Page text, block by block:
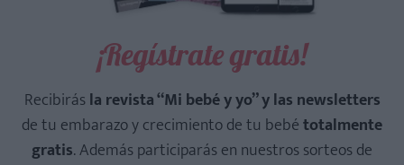
¡Regístrate gratis!
Recibirásla revista “Mi bebé y yo” y las newsletters
de tu embarazo y crecimiento de tu bebétotalmente
gratis. Además participarás en nuestros sorteos de